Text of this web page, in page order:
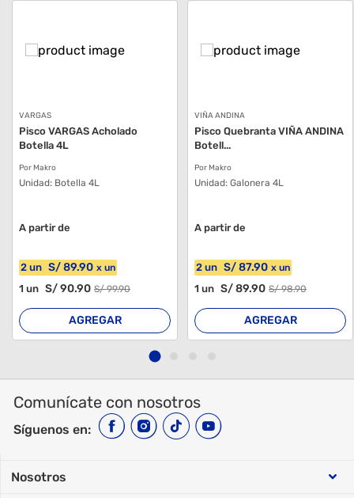
VARGAS
Pisco VARGAS Acholado
Botella 4L
Por Makro
Unidad: Botella 4L
A partir de
2 un S/89.90 x un
1 un S/90.90 S/99.90
AGREGAR
VIÑA ANDINA
Pisco Quebranta VIÑA ANDINA
Botell...
Por Makro
Unidad: Galonera 4L
A partir de
2 un S/87.90 x un
1 un S/89.90 S/98.90
AGREGAR
Comunícate con nosotros
Síguenos en:
Nosotros